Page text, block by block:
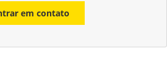
em contato